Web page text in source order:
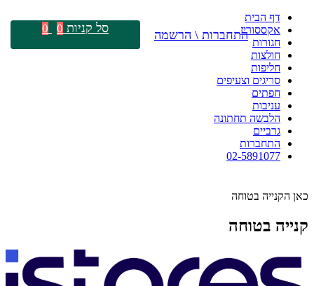
דף הבית
אקססוריז
חגורות
חולצות
חליפות
סריגים וצעיפים
חפתים
עניבות
הלבשה תחתונה
גרביים
התחברות
02-5891077
כאן הקנייה בטוחה
קנייה בטוחה
התחברות \ הרשמה סל קניות 0
0